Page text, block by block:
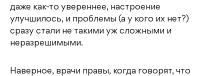
даже как-то увереннее, настроение
улучшилось, и проблемы (а у кого их нет?)
сразу стали не такими уж сложными и
неразрешимыми.
Наверное, врачи правы, когда говорят, что